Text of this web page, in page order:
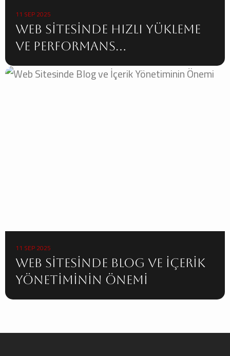
11 SEP 2025
Web Sitesinde Hızlı Yükleme
ve Performans
Optimizasyonu
11 SEP 2025
Web Sitesinde Blog ve İçerik
Yönetiminin Önemi